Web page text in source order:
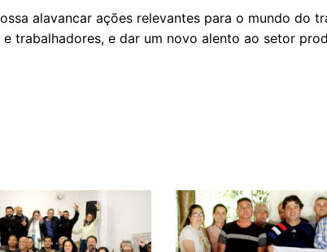
alavancar ações relevantes para o mundo do
trabalhadores, e dar um novo alento ao setor